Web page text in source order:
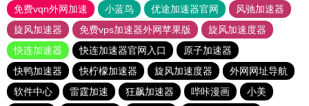
免费vqn外网加速
小蓝鸟 优途加速器官网
风驰加速器
旋风加速器
免费vps加速器外网苹果版
旋风加速度器
快连加速器
快连加速器官网入口
原子加速器
快鸭加速器
快柠檬加速器 旋风加速度器
外网网址导航
软件中心
雷霆加速 狂飙加速器 哔咔漫画
小美